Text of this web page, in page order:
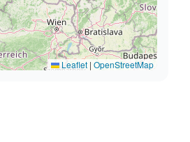
Leaflet | OpenStreetMap